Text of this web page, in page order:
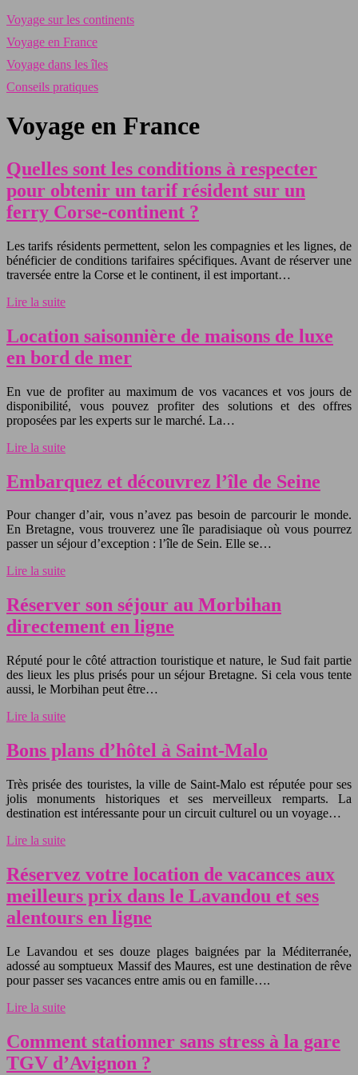
Voyage sur les continents
Voyage en France
Voyage dans les îles
Conseils pratiques
Voyage en France
Quelles sont les conditions à respecter
pour obtenir un tarif résident sur un
ferry Corse-continent ?
Les tarifs résidents permettent, selon les compagnies et les lignes, de
bénéficier de conditions tarifaires spécifiques. Avant de réserver une
traversée entre la Corse et le continent, il est important…
Lire la suite
Location saisonnière de maisons de luxe
en bord de mer
En vue de profiter au maximum de vos vacances et vos jours de
disponibilité, vous pouvez profiter des solutions et des offres
proposées par les experts sur le marché. La…
Lire la suite
Embarquez et découvrez l’île de Seine
Pour changer d’air, vous n’avez pas besoin de parcourir le monde.
En Bretagne, vous trouverez une île paradisiaque où vous pourrez
passer un séjour d’exception : l’île de Sein. Elle se…
Lire la suite
Réserver son séjour au Morbihan
directement en ligne
Réputé pour le côté attraction touristique et nature, le Sud fait partie
des lieux les plus prisés pour un séjour Bretagne. Si cela vous tente
aussi, le Morbihan peut être…
Lire la suite
Bons plans d’hôtel à Saint-Malo
Très prisée des touristes, la ville de Saint-Malo est réputée pour ses
jolis monuments historiques et ses merveilleux remparts. La
destination est intéressante pour un circuit culturel ou un voyage…
Lire la suite
Réservez votre location de vacances aux
meilleurs prix dans le Lavandou et ses
alentours en ligne
Le Lavandou et ses douze plages baignées par la Méditerranée,
adossé au somptueux Massif des Maures, est une destination de rêve
pour passer ses vacances entre amis ou en famille….
Lire la suite
Comment stationner sans stress à la gare
TGV d’Avignon ?